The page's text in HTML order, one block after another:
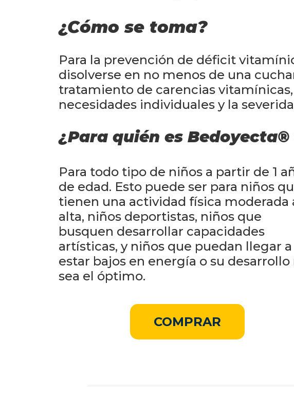
¿Cómo se toma?
Para la prevención de déficit
disolverse en no menos de una
tratamiento de carencias
necesidades individuales y la
¿Para quién es Bedoyecta®
Para todo tipo de niños a partir de 1
de edad. Esto puede ser para niños
tienen una actividad física moderada
alta, niños deportistas, niños que
busquen desarrollar capacidades
artísticas, y niños que puedan llegar a
estar bajos en energía o su desarrollo
sea el óptimo.
COMPRAR